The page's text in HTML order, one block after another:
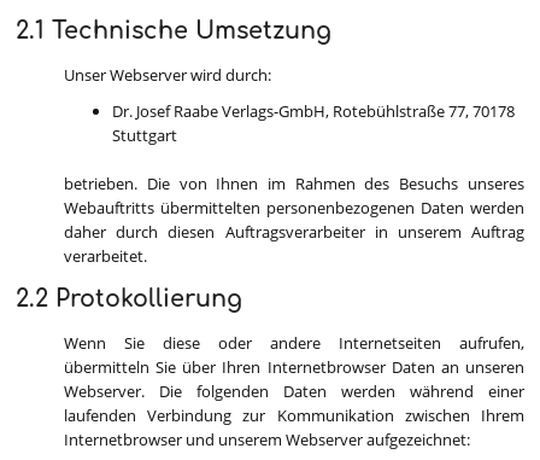
2.1 Technische Umsetzung
Unser Webserver wird durch:
Dr. Josef Raabe Verlags-GmbH, Rotebühlstraße 77, 70178
Stuttgart
betrieben. Die von Ihnen im Rahmen des Besuchs unseres
Webauftritts übermittelten personenbezogenen Daten werden
daher durch diesen Auftragsverarbeiter in unserem Auftrag
verarbeitet.
2.2 Protokollierung
Wenn Sie diese oder andere Internetseiten aufrufen,
übermitteln Sie über Ihren Internetbrowser Daten an unseren
Webserver. Die folgenden Daten werden während einer
laufenden Verbindung zur Kommunikation zwischen Ihrem
Internetbrowser und unserem Webserver aufgezeichnet: